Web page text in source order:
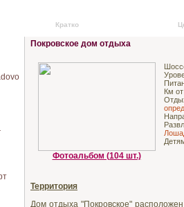
Кратко
Покровское дом отдыха
Фотоальбом (104 шт.)
Км
Территория
Дом отдыха "Покровское"